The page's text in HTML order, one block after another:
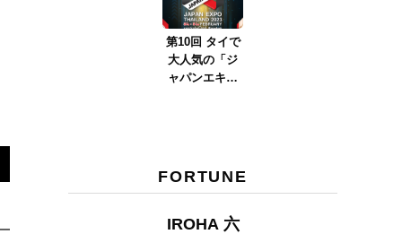
第10回 タイで
大人気の「ジ
ャパンエキス
FORTUNE
IROHA 六